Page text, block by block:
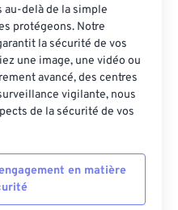
au-delà de la simple
protégeons. Notre
la sécurité de vos
une image, une vidéo ou
avancé, des centres
vigilante, nous
de la sécurité de vos
en matière